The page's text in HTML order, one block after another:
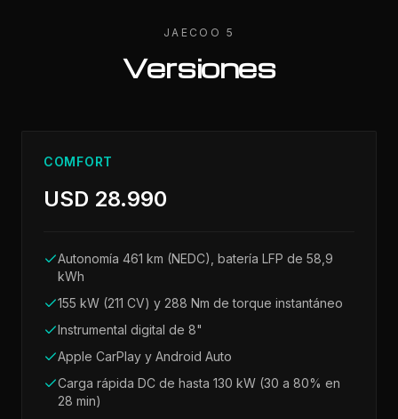
JAECOO 5
Versiones
COMFORT
USD 28.990
Autonomía 461 km (NEDC), batería LFP de 58,9
kWh
155 kW (211 CV) y 288 Nm de torque instantáneo
Instrumental digital de 8"
Apple CarPlay y Android Auto
Carga rápida DC de hasta 130 kW (30 a 80% en
28 min)